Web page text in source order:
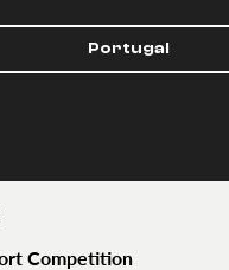
Portugal
Competition